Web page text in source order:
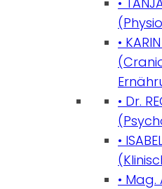
•
• Dr.
•
• Mag.